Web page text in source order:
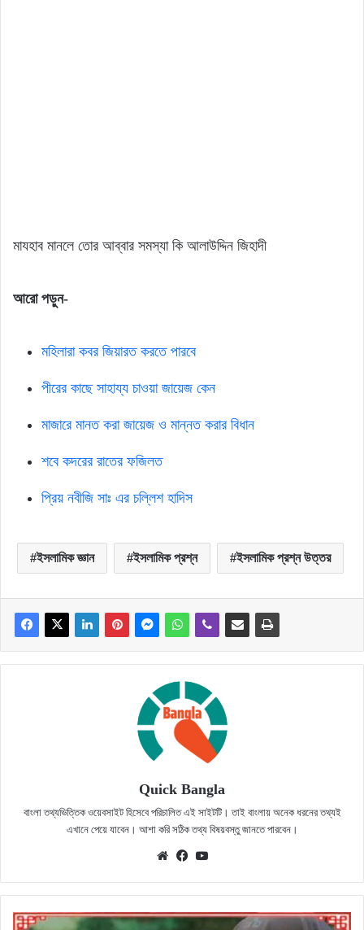
মাযহাব মানলে তোর আব্বার সমস্যা কি আলাউদ্দিন জিহাদী
আরো পড়ুন-
মহিলারা কবর জিয়ারত করতে পারবে
পীরের কাছে সাহায্য চাওয়া জায়েজ কেন
মাজারে মানত করা জায়েজ ও মান্নত করার বিধান
শবে কদরের রাতের ফজিলত
প্রিয় নবীজি সাঃ এর চল্লিশ হাদিস
ইসলামিক জ্ঞান ইসলামিক প্রশ্ন ইসলামিক প্রশ্ন উত্তর
Quick Bangla
বাংলা তথ্যভিত্তিক ওয়েবসাইট হিসেবে পরিচালিত এই সাইটটি। তাই বাংলায় অনেক ধরনের তথ্যই
এখানে পেয়ে যাবেন। আশা করি সঠিক তথ্য বিষয়বস্তু জানতে পারবেন।
WebsiteFacebook
মহিলারা